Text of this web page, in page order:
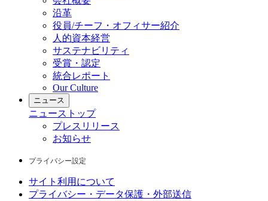
沿革
役員/チーフ・オフィサー紹介
人的資本経営
サステナビリティ
受賞・認定
統合レポート
Our Culture
ニュース
ニュース トップ
プレスリリース
お知らせ
プライバシー設定
サイト利用について
プライバシー・データ保護・外部送信